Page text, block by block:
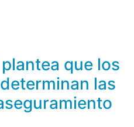
que los
las